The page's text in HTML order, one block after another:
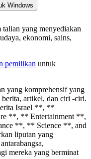
Windows
yang menyediakan
ekonomi, sains,
pemilikan untuk
yang komprehensif yang
berita, artikel, dan ciri -ciri.
Israel **, **
**, ** Entertainment **,
**, ** Science **, and
liputan yang
mereka yang berminat